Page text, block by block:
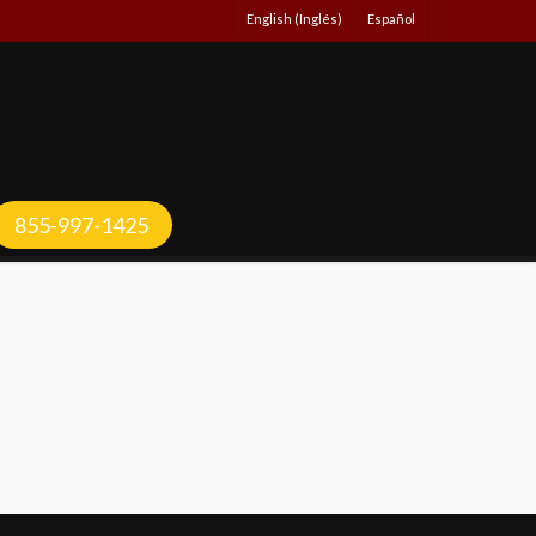
English (Inglés) Español
855-997-1425